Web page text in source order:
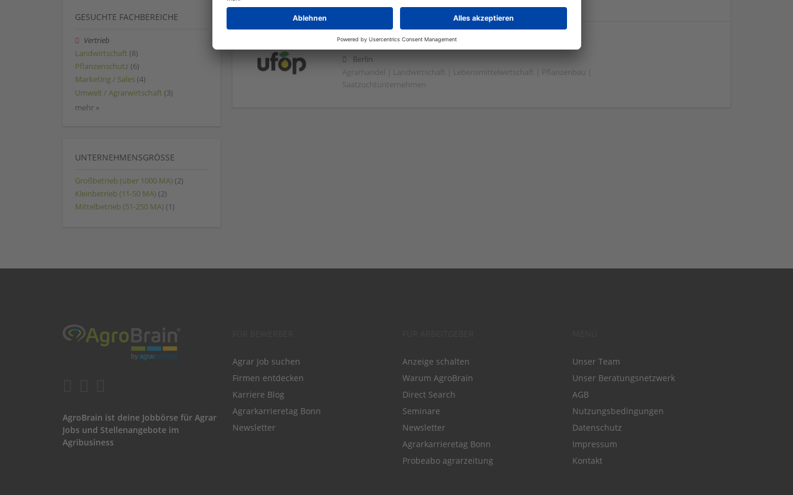
Union zur Förderung von Öl- und Proteinpflanzen e.V.
Berlin
Agrarhandel | Landwirtschaft | Lebensmittelwirtschaft | Pflanzenbau |
Saatzuchtunternehmen
GESUCHTE FACHBEREICHE
Vertrieb
Landwirtschaft (8)
Pflanzenschutz (6)
Marketing / Sales (4)
Umwelt / Agrarwirtschaft (3)
mehr »
UNTERNEHMENSGRÖSSE
Großbetrieb (über 1000 MA) (2)
Kleinbetrieb (11-50 MA) (2)
Mittelbetrieb (51-250 MA) (1)
AgroBrain ist deine Jobbörse für Agrar
Jobs und Stellenangebote im
Agribusiness
Agrar Job suchen
Firmen entdecken
Karriere Blog
Agrarkarrieretag Bonn
Newsletter
Anzeige schalten
Warum AgroBrain
Direct Search
Seminare
Newsletter
Agrarkarrieretag Bonn
Probeabo agrarzeitung
Unser Team
Unser Beratungsnetzwerk
AGB
Nutzungsbedingungen
Datenschutz
Impressum
Kontakt